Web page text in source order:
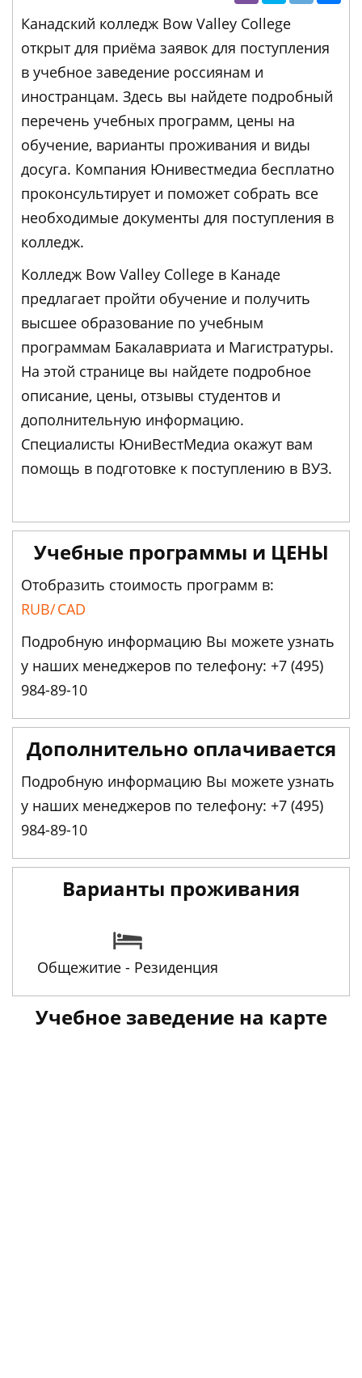
Канадский колледж Bow Valley College
открыт для приёма заявок для поступления
в учебное заведение россиянам и
иностранцам. Здесь вы найдете подробный
перечень учебных программ, цены на
обучение, варианты проживания и виды
досуга. Компания Юнивестмедиа бесплатно
проконсультирует и поможет собрать все
необходимые документы для поступления в
колледж.
Колледж Bow Valley College в Канаде
предлагает пройти обучение и получить
высшее образование по учебным
программам Бакалавриата и Магистратуры.
На этой странице вы найдете подробное
описание, цены, отзывы студентов и
дополнительную информацию.
Специалисты ЮниВестМедиа окажут вам
помощь в подготовке к поступлению в ВУЗ.
Учебные программы и ЦЕНЫ
Отобразить стоимость программ в:
RUB/CAD
Подробную информацию Вы можете узнать
у наших менеджеров по телефону: +7 (495)
984-89-10
Дополнительно оплачивается
Подробную информацию Вы можете узнать
у наших менеджеров по телефону: +7 (495)
984-89-10
Варианты проживания
Общежитие - Резиденция
Учебное заведение на карте